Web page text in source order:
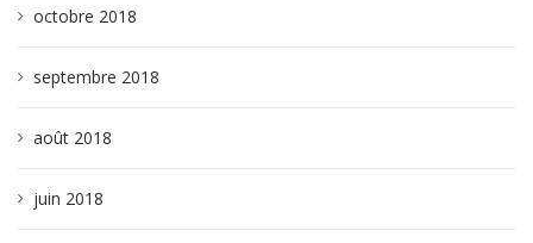
octobre 2018
septembre 2018
août 2018
juin 2018